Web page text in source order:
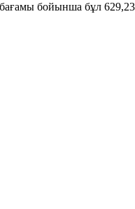
бағамы бойынша бұл